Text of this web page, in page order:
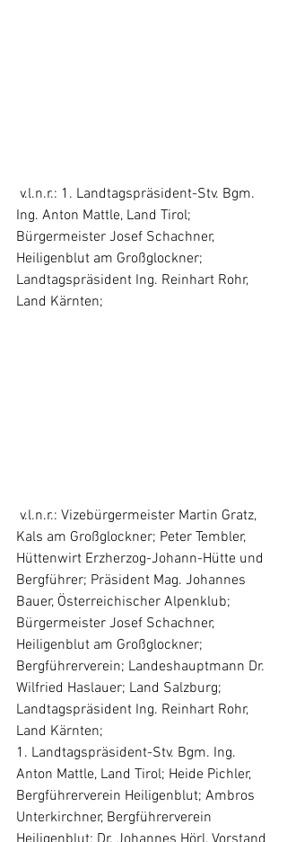
Ing. Anton Mattle, Land Tirol;
Bürgermeister Josef Schachner,
Heiligenblut am Großglockner;
Landtagspräsident Ing. Reinhart Rohr,
Land Kärnten;
Kals am Großglockner; Peter Tembler,
Hüttenwirt Erzherzog-Johann-Hütte und
Bergführer; Präsident Mag. Johannes
Bauer, Österreichischer Alpenklub;
Bürgermeister Josef Schachner,
Heiligenblut am Großglockner;
Bergführerverein; Landeshauptmann Dr.
Wilfried Haslauer; Land Salzburg;
Landtagspräsident Ing. Reinhart Rohr,
Land Kärnten;
1. Landtagspräsident-Stv. Bgm. Ing.
Anton Mattle, Land Tirol; Heide Pichler,
Bergführerverein Heiligenblut; Ambros
Unterkirchner, Bergführerverein